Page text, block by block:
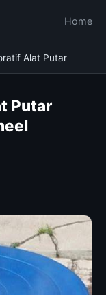
Home
Alat Putar
Putar